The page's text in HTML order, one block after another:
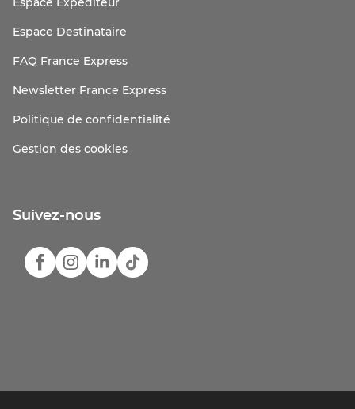
Espace Expéditeur
Espace Destinataire
FAQ France Express
Newsletter France Express
Politique de confidentialité
Gestion des cookies
Suivez-nous